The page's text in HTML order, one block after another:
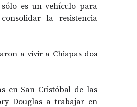
es un vehículo para
la resistencia
a vivir a Chiapas dos
en San Cristóbal de las
Douglas a trabajar en